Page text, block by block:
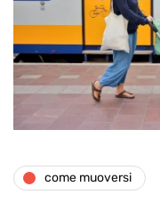
come muoversi